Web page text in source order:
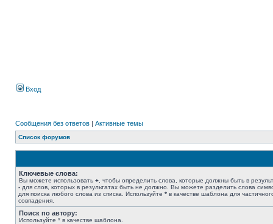
Вход
Сообщения без ответов | Активные темы
Список форумов
Ключевые слова:
Вы можете использовать + , чтобы определить слова, которые должны быть в
- для слов, которых в результатах быть не должно. Вы можете разделить слова
для поиска любого слова из списка. Используйте * в качестве шаблона для
совпадения.
Поиск по автору:
Используйте * в качестве шаблона.